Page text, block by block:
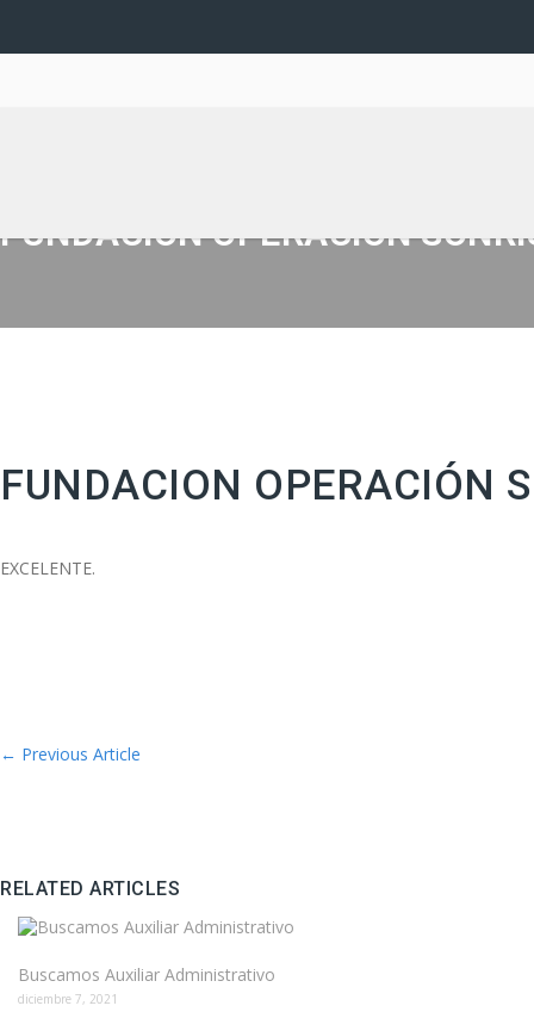
FUNDACION OPERACIÓN
FUNDACION OPERACIÓN
EXCELENTE.
← Previous Article
RELATED ARTICLES
Buscamos Auxiliar Administrativo
diciembre 7, 2021